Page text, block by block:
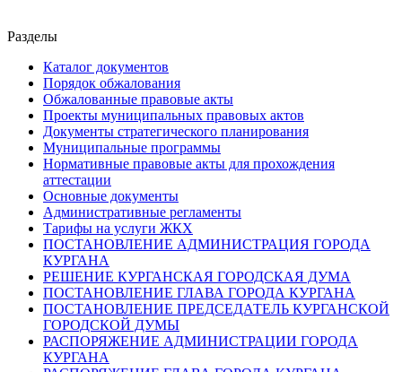
Разделы
Каталог документов
Порядок обжалования
Обжалованные правовые акты
Проекты муниципальных правовых актов
Документы стратегического планирования
Муниципальные программы
Нормативные правовые акты для прохождения
аттестации
Основные документы
Административные регламенты
Тарифы на услуги ЖКХ
ПОСТАНОВЛЕНИЕ АДМИНИСТРАЦИЯ ГОРОДА
КУРГАНА
РЕШЕНИЕ КУРГАНСКАЯ ГОРОДСКАЯ ДУМА
ПОСТАНОВЛЕНИЕ ГЛАВА ГОРОДА КУРГАНА
ПОСТАНОВЛЕНИЕ ПРЕДСЕДАТЕЛЬ КУРГАНСКОЙ
ГОРОДСКОЙ ДУМЫ
РАСПОРЯЖЕНИЕ АДМИНИСТРАЦИИ ГОРОДА
КУРГАНА